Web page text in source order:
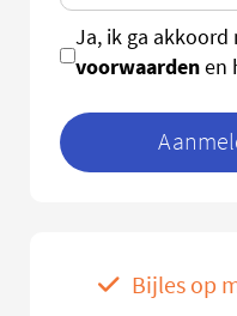
Ja, ik ga akkoord
voorwaardenen
Bijles op